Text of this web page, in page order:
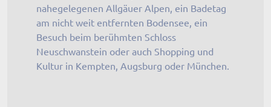
nahegelegenen Allgäuer Alpen, ein Badetag
am nicht weit entfernten Bodensee, ein
Besuch beim berühmten Schloss
Neuschwanstein oder auch Shopping und
Kultur in Kempten, Augsburg oder München.